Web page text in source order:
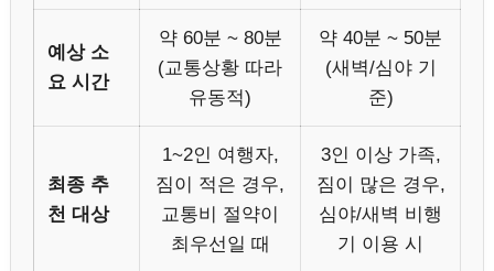
예상 소
요 시간
약 60분 ~ 80분
(교통상황 따라
유동적)
약 40분 ~ 50분
(새벽/심야 기
준)
최종 추
천 대상
1~2인 여행자,
짐이 적은 경우,
교통비 절약이
최우선일 때
3인 이상 가족,
짐이 많은 경우,
심야/새벽 비행
기 이용 시